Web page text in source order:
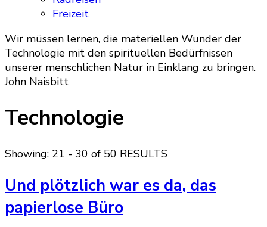
Freizeit
Wir müssen lernen, die materiellen Wunder der
Technologie mit den spirituellen Bedürfnissen
unserer menschlichen Natur in Einklang zu bringen.
John Naisbitt
Technologie
Showing: 21 - 30 of 50 RESULTS
Und plötzlich war es da, das
papierlose Büro